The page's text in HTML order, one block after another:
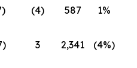
(4) 587 1%
3 2,341 (4%)